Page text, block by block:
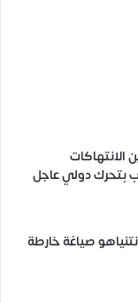
الانتهاكات
بتحرك دولي عاجل
صياغة خارطة